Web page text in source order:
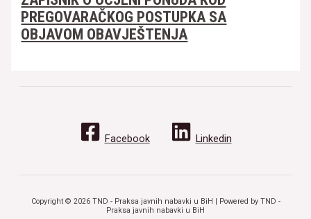
PREGOVARAČKOG POSTUPKA SA
OBJAVOM OBAVJEŠTENJA
Facebook Linkedin
Copyright © 2026 TND - Praksa javnih nabavki u BiH | Powered by TND -
Praksa javnih nabavki u BiH